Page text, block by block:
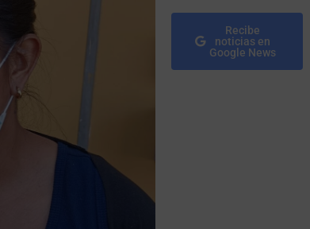
Recibe
noticias en
Google News